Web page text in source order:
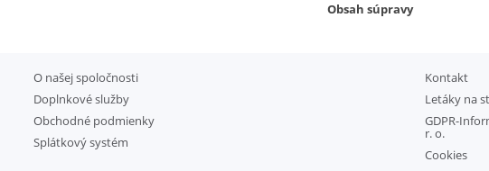
Obsah súpravy
O našej spoločnosti
Doplnkové služby
Obchodné podmienky
Splátkový systém
Kontakt
Letáky na
GDPR-
r. o.
Cookies